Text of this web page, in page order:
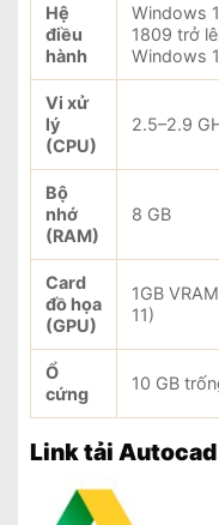
Hệ
điều
hành
Windows
1809 trở
Windows
Vi xử
lý
(CPU)
2.5–2.9
Bộ
nhớ
(RAM)
8 GB
Card
đồ họa
(GPU)
1GB
11)
Ổ
cứng
10 GB
Link tải